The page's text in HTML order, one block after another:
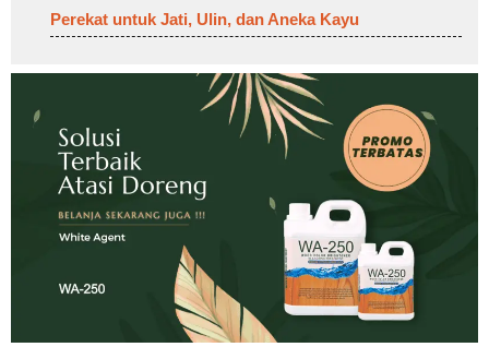
Perekat untuk Jati, Ulin, dan Aneka Kayu